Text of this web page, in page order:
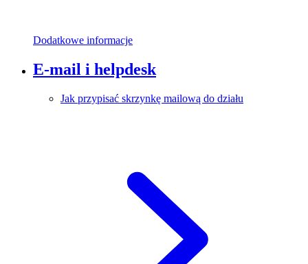
Dodatkowe informacje
E-mail i helpdesk
Jak przypisać skrzynkę mailową do działu